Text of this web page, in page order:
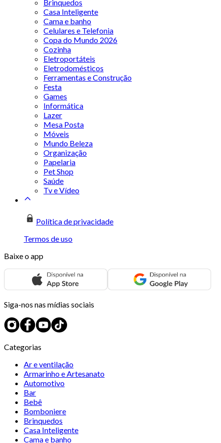
Brinquedos
Casa Inteligente
Cama e banho
Celulares e Telefonia
Copa do Mundo 2026
Cozinha
Eletroportáteis
Eletrodomésticos
Ferramentas e Construção
Festa
Games
Informática
Lazer
Mesa Posta
Móveis
Mundo Beleza
Organização
Papelaria
Pet Shop
Saúde
Tv e Vídeo
Política de privacidade
Termos de uso
Baixe o app
Siga-nos nas mídias sociais
Categorias
Ar e ventilação
Armarinho e Artesanato
Automotivo
Bar
Bebê
Bomboniere
Brinquedos
Casa Inteligente
Cama e banho